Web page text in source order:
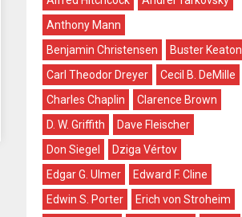
Anthony Mann
Benjamin Christensen
Buster Keaton
Carl Theodor Dreyer
Cecil B. DeMille
Charles Chaplin
Clarence Brown
D. W. Griffith
Dave Fleischer
Don Siegel
Dziga Vértov
Edgar G. Ulmer
Edward F. Cline
Edwin S. Porter
Erich von Stroheim